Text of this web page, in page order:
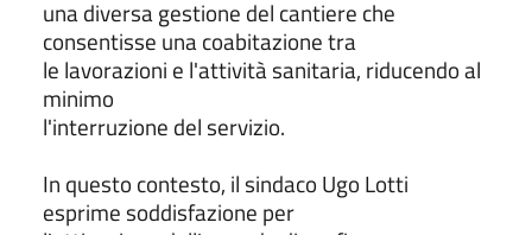
una diversa gestione del cantiere che
consentisse una coabitazione tra
le lavorazioni e l'attività sanitaria, riducendo al
minimo
l'interruzione del servizio.
In questo contesto, il sindaco Ugo Lotti
esprime soddisfazione per